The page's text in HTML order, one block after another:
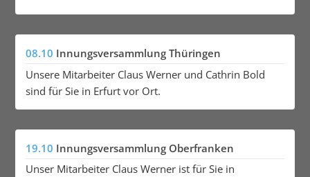
08.10 Innungsversammlung Thüringen
Unsere Mitarbeiter Claus Werner und Cathrin Bold
sind für Sie in Erfurt vor Ort.
19.10 Innungsversammlung Oberfranken
Unser Mitarbeiter Claus Werner ist für Sie in